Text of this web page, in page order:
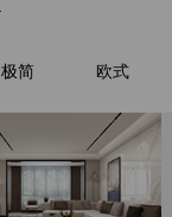
极简 欧式